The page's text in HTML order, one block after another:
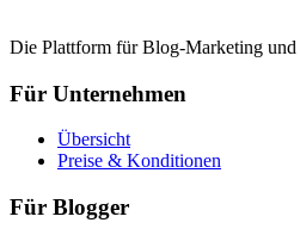
Die Plattform für Blog-Marketing
Für Unternehmen
Übersicht
Preise & Konditionen
Für Blogger